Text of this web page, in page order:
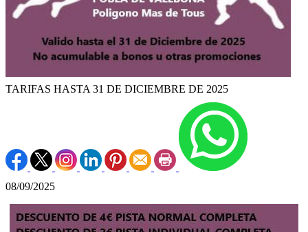
TARIFAS HASTA 31 DE DICIEMBRE DE 2025
08/09/2025